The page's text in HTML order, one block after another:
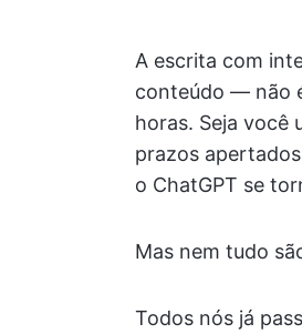
A escrita com
conteúdo — não
horas. Seja você
prazos
o ChatGPT se
Mas nem tudo
Todos nós já